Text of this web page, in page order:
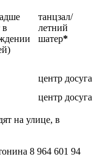
в
танцзал/
летний
шатер*
центр досуга
центр досуга
на улице, в
8 964 601 94